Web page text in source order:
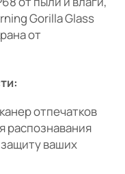
Gorilla Glass
от
отпечатков
распознавания
ваших